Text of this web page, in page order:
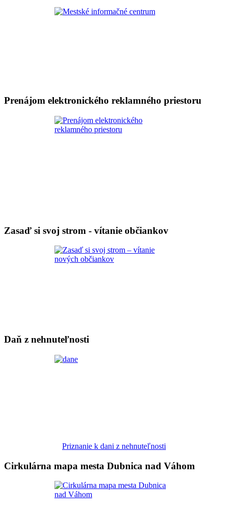
Prenájom elektronického reklamného priestoru
Zasaď si svoj strom - vítanie občiankov
Daň z nehnuteľnosti
Priznanie k dani z nehnuteľnosti
Cirkulárna mapa mesta Dubnica nad Váhom